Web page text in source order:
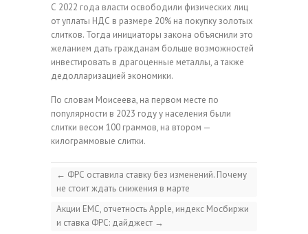
С 2022 года власти освободили физических лиц
от уплаты НДС в размере 20% на покупку золотых
слитков. Тогда инициаторы закона объяснили это
желанием дать гражданам больше возможностей
инвестировать в драгоценные металлы, а также
дедолларизацией экономики.
По словам Моисеева, на первом месте по
популярности в 2023 году у населения были
слитки весом 100 граммов, на втором —
килограммовые слитки.
← ФРС оставила ставку без изменений. Почему
не стоит ждать снижения в марте
Акции EMC, отчетность Apple, индекс Мосбиржи
и ставка ФРС: дайджест →